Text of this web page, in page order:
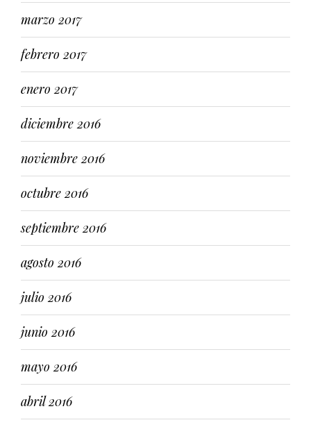
marzo 2017
febrero 2017
enero 2017
diciembre 2016
noviembre 2016
octubre 2016
septiembre 2016
agosto 2016
julio 2016
junio 2016
mayo 2016
abril 2016